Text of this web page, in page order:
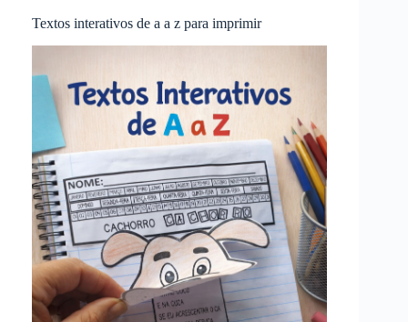
Textos interativos de a a z para imprimir